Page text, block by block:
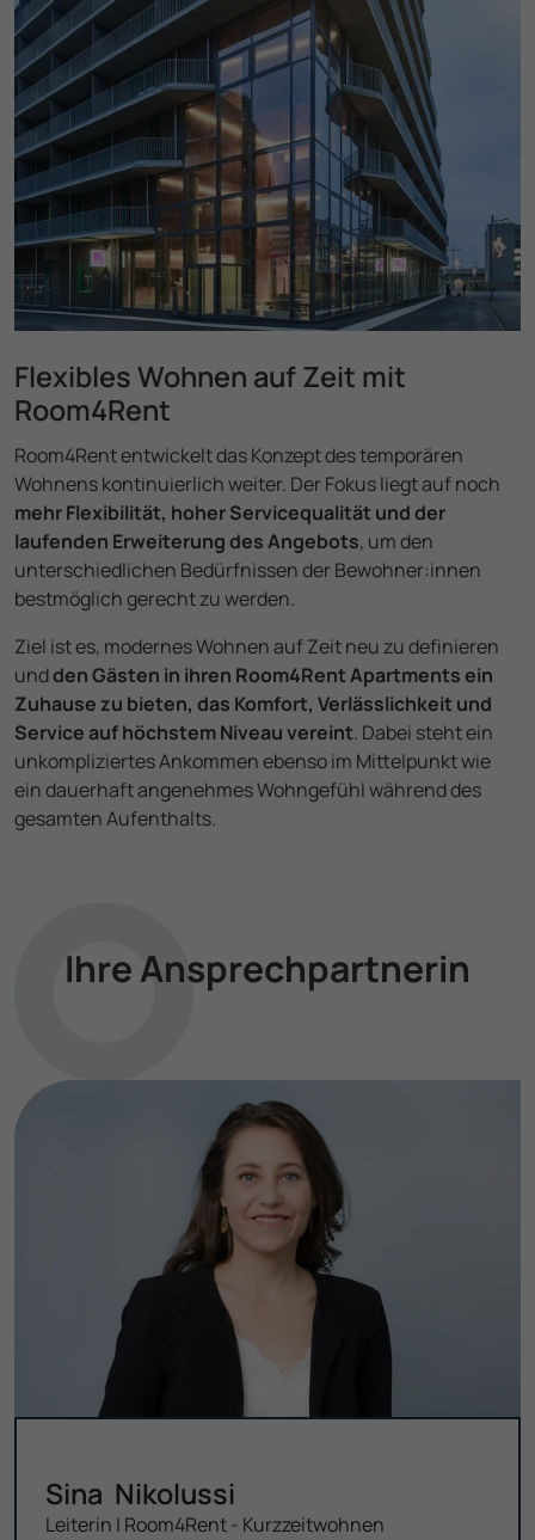
Flexibles Wohnen auf Zeit mit
Room4Rent
Room4Rent entwickelt das Konzept des temporären
Wohnens konti­nuierlich weiter. Der Fokus liegt auf noch
mehr Flexibilität, hoher Service­qualität und der
laufenden Erweiterung des Angebots, um den
unterschiedlichen Bedürfnissen der Bewohner­:innen
bestmöglich gerecht zu werden.
Ziel ist es, modernes Wohnen auf Zeit neu zu definieren
undden Gästen in ihren Room4Rent Apartments ein
Zuhause zu bieten, das Komfort, Verlässlichkeit und
Service auf höchstem Niveau vereint. Dabei steht ein
unkompli­ziertes Ankommen ebenso im Mittelpunkt wie
ein dauerhaft angenehmes Wohngefühl während des
gesamten Aufenthalts.
Ihre Ansprech­partnerin
Sina Nikolussi
Leiterin | Room4Rent - Kurzzeit­wohnen